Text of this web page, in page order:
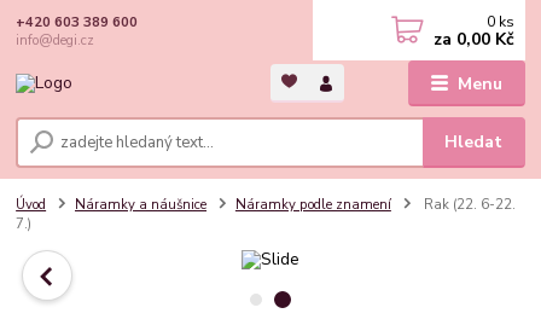
Menu
Hledat
+420 603 389 600
info@degi.cz
0 ks
za 0,00 Kč
Úvod Náramky a náušnice Náramky podle znamení
Rak (22. 6-22.
7.)